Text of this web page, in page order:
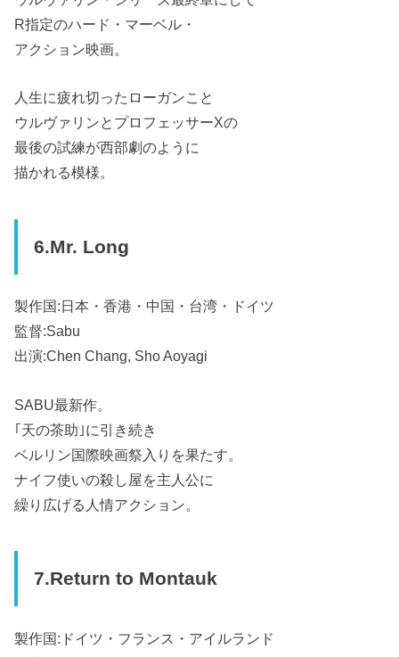
R指定のハード・マーベル・
アクション映画。
人生に疲れ切ったローガンこと
ウルヴァリンとプロフェッサーXの
最後の試練が西部劇のように
描かれる模様。
6.Mr. Long
製作国:日本・香港・中国・台湾・ドイツ
監督:Sabu
出演:Chen Chang, Sho Aoyagi
SABU最新作。
｢天の茶助｣に引き続き
ベルリン国際映画祭入りを果たす。
ナイフ使いの殺し屋を主人公に
繰り広げる人情アクション。
7.Return to Montauk
製作国:ドイツ・フランス・アイルランド